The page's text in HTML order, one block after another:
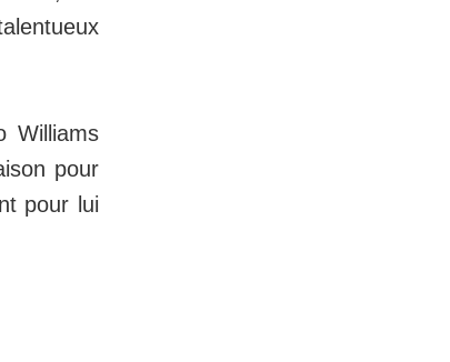
Williams
pour
pour lui